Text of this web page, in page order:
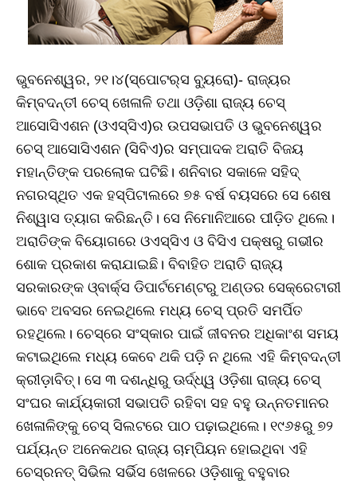
ଭୁବନେଶ୍ୱର, ୨୧।୪(ସ୍ପୋଟର୍‌ସ ବ୍ୟୁରୋ)- ରାଜ୍ୟର
କିମ୍ବଦନ୍ତୀ ଚେସ୍‌ ଖେଳାଳି ତଥା ଓଡ଼ିଶା ରାଜ୍ୟ ଚେସ୍‌
ଆସୋସିଏଶନ (ଓଏସ୍‌ସିଏ)ର ଉପସଭାପତି ଓ ଭୁବନେଶ୍ୱର
ଚେସ୍‌ ଆସୋସିଏଶନ (ସିବିଏ)ର ସମ୍ପାଦକ ଅରାତି ବିଜୟ
ମହାନ୍ତିଙ୍କ ପରଲୋକ ଘଟିଛି। ଶନିବାର ସକାଳେ ସହିଦ୍‌
ନଗରସ୍ଥିତ ଏକ ହସ୍ପିଟାଲରେ ୭୫ ବର୍ଷ ବୟସରେ ସେ ଶେଷ
ନିଶ୍ୱାସ ତ୍ୟାଗ କରିଛନ୍ତି। ସେ ନିମୋନିଆରେ ପୀଡ଼ିତ ଥିଲେ।
ଅରାତିଙ୍କ ବିୟୋଗରେ ଓଏସ୍‌ସିଏ ଓ ବିସିଏ ପକ୍ଷରୁ ଗଭୀର
ଶୋକ ପ୍ରକାଶ କରାଯାଇଛି। ବିବାହିତ ଅରାତି ରାଜ୍ୟ
ସରକାରଙ୍କ ଓ୍ବାର୍କ୍ସ ଡିପାର୍ଟମେଣ୍ଟରୁ ଅଣ୍ଡର ସେକ୍ରେଟାରୀ
ଭାବେ ଅବସର ନେଇଥିଲେ ମଧ୍ୟ ଚେସ୍‌ ପ୍ରତି ସମର୍ପିତ
ରହଥିଲେ। ଚେସ୍‌ରେ ସଂସ୍କାର ପାଇଁ ଜୀବନର ଅଧିକାଂଶ ସମୟ
କଟାଇଥିଲେ ମଧ୍ୟ କେବେ ଥକି ପଡ଼ି ନ ଥିଲେ ଏହି କିମ୍ବଦନ୍ତୀ
କ୍ରୀଡ଼ାବିତ୍‌। ସେ ୩ ଦଶନ୍ଧିରୁ ଊର୍ଦ୍ଧ୍ୱ ଓଡ଼ିଶା ରାଜ୍ୟ ଚେସ୍‌
ସଂଘର କାର୍ଯ୍ୟକାରୀ ସଭାପତି ରହିବା ସହ ବହୁ ଉନ୍ନତମାନର
ଖେଳାଳିଙ୍କୁ ଚେସ୍‌ ସିଲଟରେ ପାଠ ପଢ଼ାଇଥିଲେ। ୧୯୬୫ରୁ ୭୨
ପର୍ଯ୍ୟନ୍ତ ଅନେକଥର ରାଜ୍ୟ ଚାମ୍ପିୟନ ହୋଇଥିବା ଏହି
ଚେସ୍‌ରନତ୍ ସିଭିଲ ସର୍ଭିସ ଖେଳରେ ଓଡ଼ିଶାକୁ ବହୁବାର